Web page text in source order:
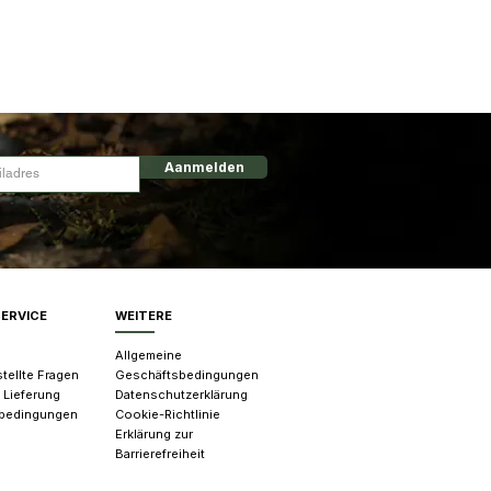
Aanmelden
Fragen
Lieferung
WEITERE
Allgemeine
Geschäftsbedingungen
Datenschutzerklärung
Cookie-Richtlinie
Erklärung zur
Barrierefreiheit